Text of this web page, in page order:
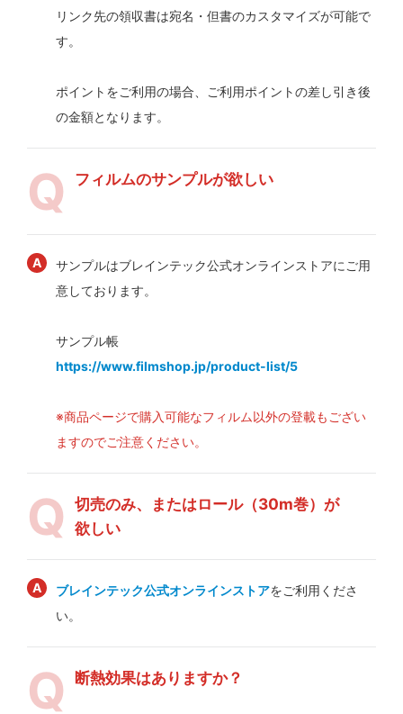
リンク先の領収書は宛名・但書のカスタマイズが可能で
す。
ポイントをご利用の場合、ご利用ポイントの差し引き後
の金額となります。
フィルムのサンプルが欲しい
サンプルはブレインテック公式オンラインストアにご用
意しております。
サンプル帳
https://www.filmshop.jp/product-list/5
※商品ページで購入可能なフィルム以外の登載もござい
ますのでご注意ください。
切売のみ、またはロール（30m巻）が
欲しい
ブレインテック公式オンラインストアをご利用くださ
い。
断熱効果はありますか？